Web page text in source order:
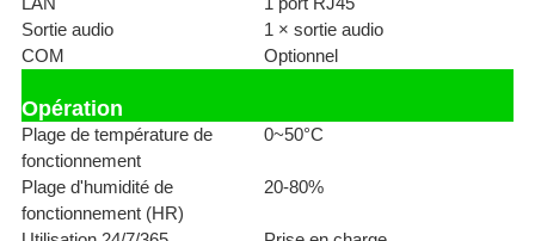
Sortie audio
1 × sortie audio
COM
Optionnel
Opération
Plage de température de
fonctionnement
0~50°C
Plage d'humidité de
fonctionnement (HR)
20-80%